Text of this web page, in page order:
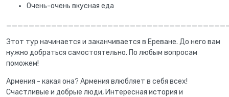
Очень-очень вкусная еда
Этот тур начинается и заканчивается в Ереване. До него вам
нужно добраться самостоятельно. По любым вопросам
поможем!
Армения - какая она? Армения влюбляет в себя всех!
Счастливые и добрые люди, Интересная история и